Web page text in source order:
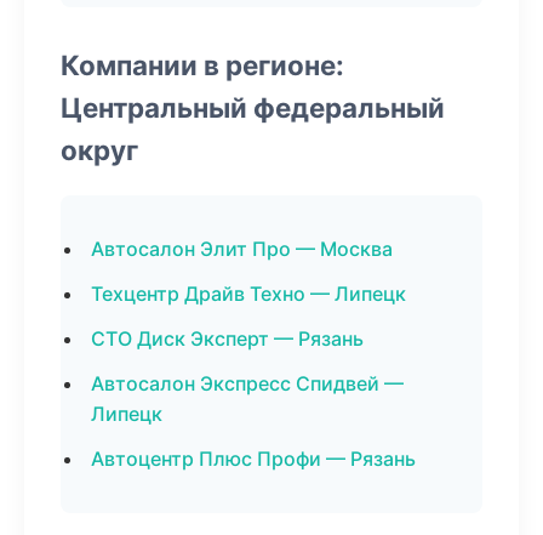
Компании в регионе:
Центральный федеральный
округ
Автосалон Элит Про — Москва
Техцентр Драйв Техно — Липецк
СТО Диск Эксперт — Рязань
Автосалон Экспресс Спидвей —
Липецк
Автоцентр Плюс Профи — Рязань